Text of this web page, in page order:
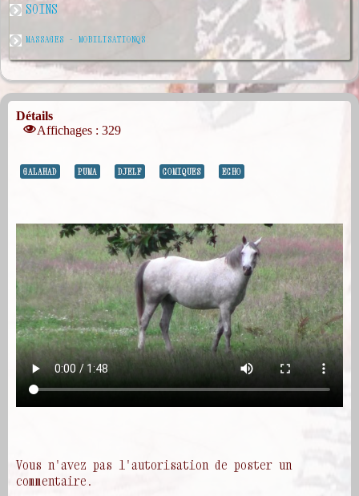
SOINS
MASSAGES - MOBILISATIONQS
Détails
Affichages : 329
GALAHAD PUMA DJELF COMIQUES ECHO
Vous n'avez pas l'autorisation de poster un
commentaire.